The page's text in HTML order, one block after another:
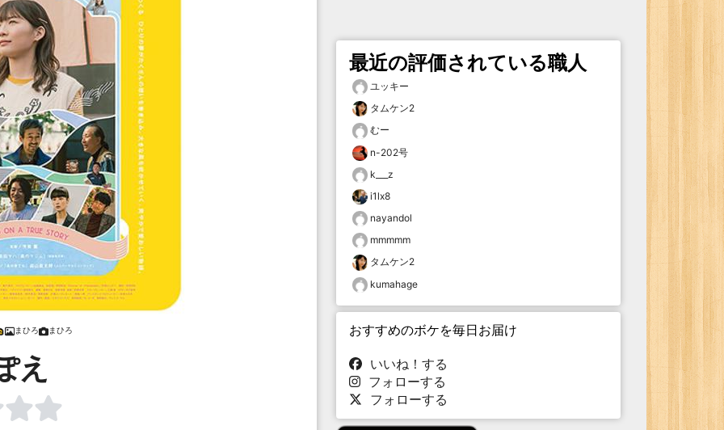
まひろ まひろ
え
最近の評価されている職人
ユッキー
タムケン2
むー
n-202号
k___z
i1lx8
nayandol
mmmmm
タムケン2
kumahage
おすすめのボケを毎日お届け
いいね！する
フォローする
フォローする